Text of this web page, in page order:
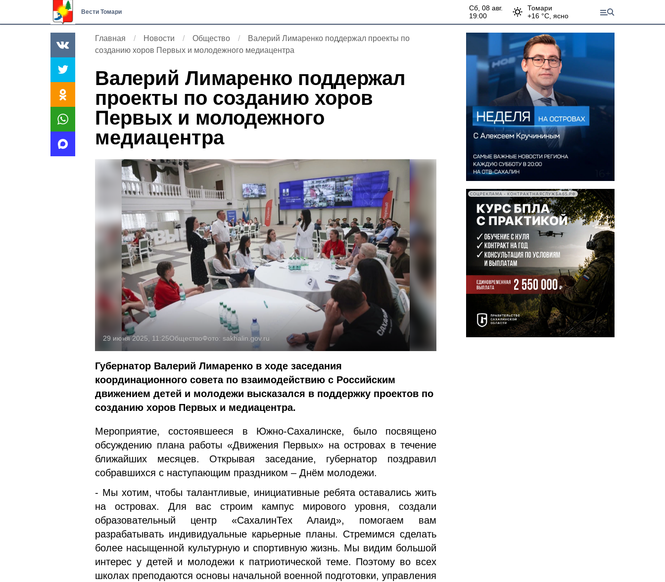
Вести Томари
сб, 08 авг.
19:00
Томари
+16 °С, ясно
Главная Новости Общество
Валерий Лимаренко поддержал проекты по
созданию хоров Первых и молодежного медиацентра
Валерий Лимаренко поддержал
проекты по созданию хоров
Первых и молодежного
медиацентра
29 июня 2025, 11:25ОбществоФото: sakhalin.gov.ru
Губернатор Валерий Лимаренко в ходе заседания
координационного совета по взаимодействию с Российским
движением детей и молодежи высказался в поддержку проектов по
созданию хоров Первых и медиацентра.
Мероприятие, состоявшееся в Южно-Сахалинске, было посвящено
обсуждению плана работы «Движения Первых» на островах в течение
ближайших месяцев. Открывая заседание, губернатор поздравил
собравшихся с наступающим праздником – Днём молодежи.
- Мы хотим, чтобы талантливые, инициативные ребята оставались жить
на островах. Для вас строим кампус мирового уровня, создали
образовательный центр «СахалинТех Алаид», помогаем вам
разрабатывать индивидуальные карьерные планы. Стремимся сделать
более насыщенной культурную и спортивную жизнь. Мы видим большой
интерес у детей и молодежи к патриотической теме. Поэтому во всех
школах преподаются основы начальной военной подготовки, управления
СОЦРЕКЛАМА • КОНТРАКТНАЯСЛУЖБА65.РФ